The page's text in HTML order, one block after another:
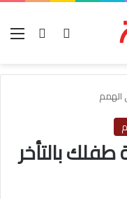
بحث عنتسجيل
بالتأخر